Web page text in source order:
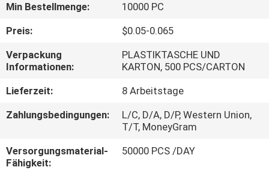
QUALITÄTSKONTROLLE
KONTAKT
MIT
NEUIGKEITEN
Min Bestellmenge:
10000 PC
Preis:
$0.05-0.065
Verpackung
Informationen:
PLASTIKTASCHE UND
KARTON, 500 PCS/CARTON
Lieferzeit:
8 Arbeitstage
Zahlungsbedingungen:
L/C, D/A, D/P, Western Union,
T/T, MoneyGram
Versorgungsmaterial-
Fähigkeit:
50000 PCS /DAY